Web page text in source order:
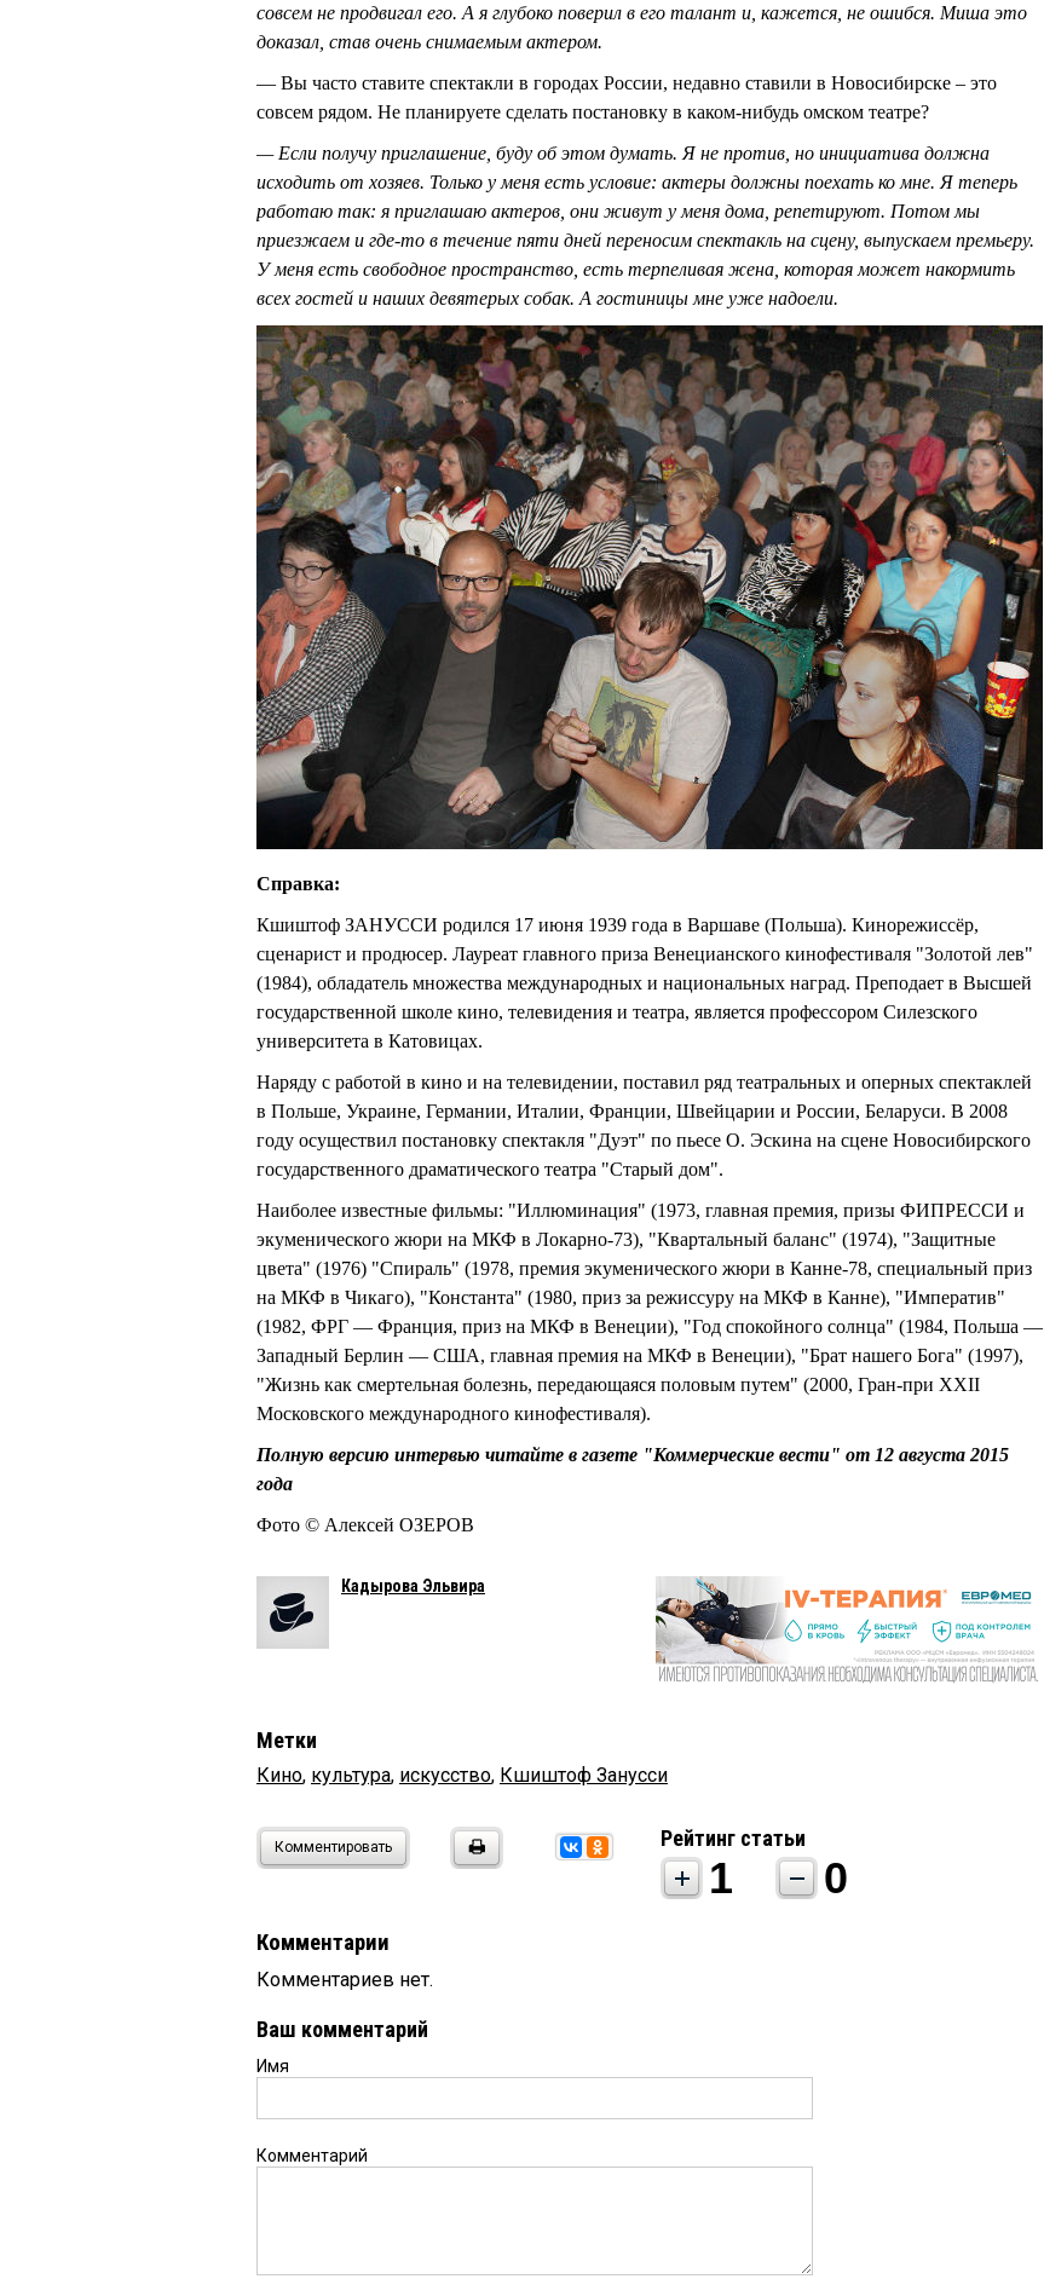
совсем не продвигал его. А я глубоко поверил в его талант и, кажется, не ошибся. Миша это
доказал, став очень снимаемым актером.
— Вы часто ставите спектакли в городах России, недавно ставили в Новосибирске – это
совсем рядом. Не планируете сделать постановку в каком-нибудь омском театре?
— Если получу приглашение, буду об этом думать. Я не против, но инициатива должна
исходить от хозяев. Только у меня есть условие: актеры должны поехать ко мне. Я теперь
работаю так: я приглашаю актеров, они живут у меня дома, репетируют. Потом мы
приезжаем и где-то в течение пяти дней переносим спектакль на сцену, выпускаем премьеру.
У меня есть свободное пространство, есть терпеливая жена, которая может накормить
всех гостей и наших девятерых собак. А гостиницы мне уже надоели.
Справка:
Кшиштоф ЗАНУССИ родился 17 июня 1939 года в Варшаве (Польша). Кинорежиссёр,
сценарист и продюсер. Лауреат главного приза Венецианского кинофестиваля "Золотой лев"
(1984), обладатель множества международных и национальных наград. Преподает в Высшей
государственной школе кино, телевидения и театра, является профессором Силезского
университета в Катовицах.
Наряду с работой в кино и на телевидении, поставил ряд театральных и оперных спектаклей
в Польше, Украине, Германии, Италии, Франции, Швейцарии и России, Беларуси. В 2008
году осуществил постановку спектакля "Дуэт" по пьесе О. Эскина на сцене Новосибирского
государственного драматического театра "Старый дом".
Наиболее известные фильмы: "Иллюминация" (1973, главная премия, призы ФИПРЕССИ и
экуменического жюри на МКФ в Локарно-73), "Квартальный баланс" (1974), "Защитные
цвета" (1976) "Спираль" (1978, премия экуменического жюри в Канне-78, специальный приз
на МКФ в Чикаго), "Константа" (1980, приз за режиссуру на МКФ в Канне), "Императив"
(1982, ФРГ — Франция, приз на МКФ в Венеции), "Год спокойного солнца" (1984, Польша —
Западный Берлин — США, главная премия на МКФ в Венеции), "Брат нашего Бога" (1997),
"Жизнь как смертельная болезнь, передающаяся половым путем" (2000, Гран-при XXII
Московского международного кинофестиваля).
Полную версию интервью читайте в газете "Коммерческие вести" от 12 августа 2015
года
Фото © Алексей ОЗЕРОВ
Кадырова Эльвира
Метки
Кино, культура, искусство, Кшиштоф Занусси
Комментировать Рейтинг статьи
1 0
Комментарии
Комментариев нет.
Ваш комментарий
Имя
Комментарий